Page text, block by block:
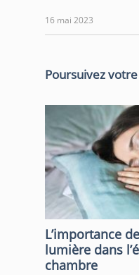
16 mai 2023
Poursuivez
L’importance
lumière dans
chambre